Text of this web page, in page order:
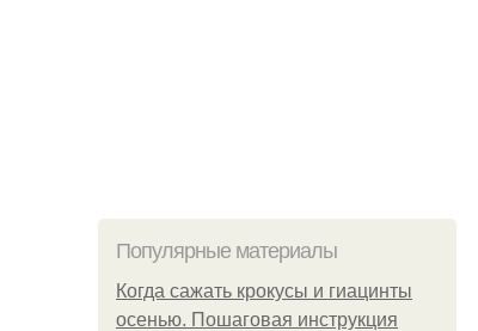
Популярные материалы
Когда сажать крокусы и гиацинты
осенью. Пошаговая инструкция